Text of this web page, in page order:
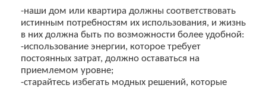
-наши дом или квартира должны соответствовать
истинным потребностям их использования, и жизнь
в них должна быть по возможности более удобной:
-использование энергии, которое требует
постоянных затрат, должно оставаться на
приемлемом уровне;
-старайтесь избегать модных решений, которые